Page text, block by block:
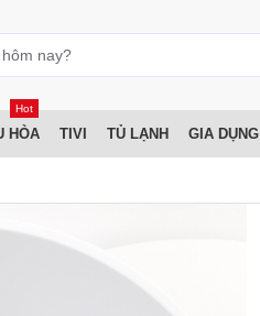
HÒA
Hot
TIVI TỦ LẠNH GIA DỤNG